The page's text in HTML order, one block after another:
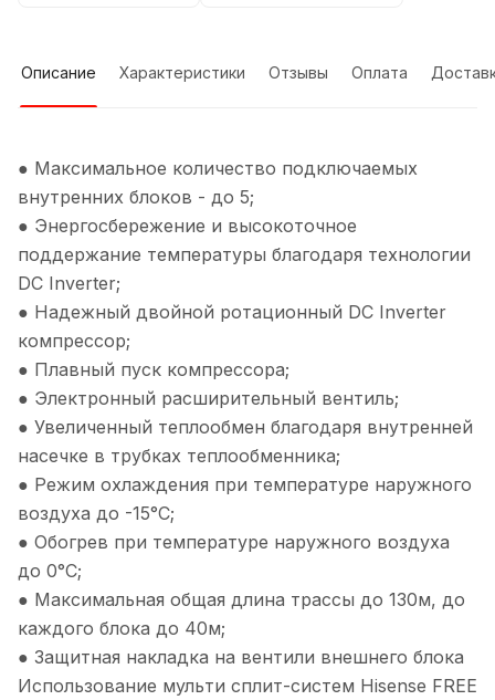
Описание Характеристики Отзывы Оплата
● Максимальное количество подключаемых
внутренних блоков - до 5;
● Энергосбережение и высокоточное
поддержание температуры благодаря технологии
DC Inverter;
● Надежный двойной ротационный DC Inverter
компрессор;
● Плавный пуск компрессора;
● Электронный расширительный вентиль;
● Увеличенный теплообмен благодаря внутренней
насечке в трубках теплообменника;
● Режим охлаждения при температуре наружного
воздуха до -15°С;
● Обогрев при температуре наружного воздуха
до 0°С;
● Максимальная общая длина трассы до 130м, до
каждого блока до 40м;
● Защитная накладка на вентили внешнего блока
Использование мульти сплит-систем Hisense FREE